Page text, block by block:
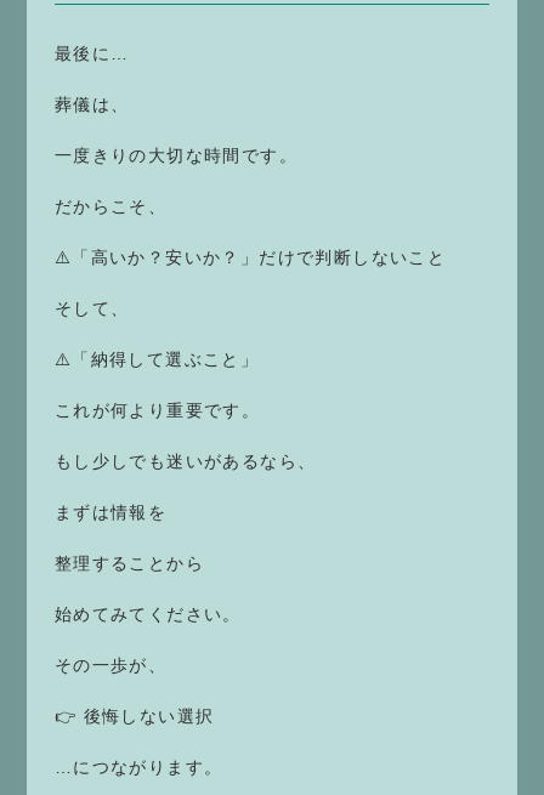
最後に…
葬儀は、
一度きりの大切な時間です。
だからこそ、
⚠️「高いか？安いか？」だけで判断しないこと
そして、
⚠️「納得して選ぶこと」
これが何より重要です。
もし少しでも迷いがあるなら、
まずは情報を
整理することから
始めてみてください。
その一歩が、
👉 後悔しない選択
…につながります。